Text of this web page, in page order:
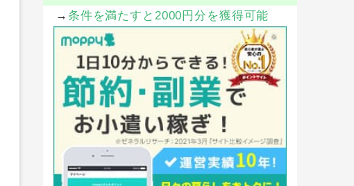
→ 条件を満たすと2000円分を獲得可能